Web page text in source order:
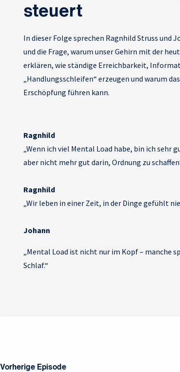
steuert
In dieser Folge sprechen Ragnhild Struss und
und die Frage, warum unser Gehirn mit der
erklären, wie ständige Erreichbarkeit,
„Handlungsschleifen“ erzeugen und warum
Erschöpfung führen kann.
Ragnhild
„Wenn ich viel Mental Load habe, bin ich sehr
aber nicht mehr gut darin, Ordnung zu
Ragnhild
„Wir leben in einer Zeit, in der Dinge gefühlt
Johann
„Mental Load ist nicht nur im Kopf – manche
Schlaf.“
Vorherige Episode